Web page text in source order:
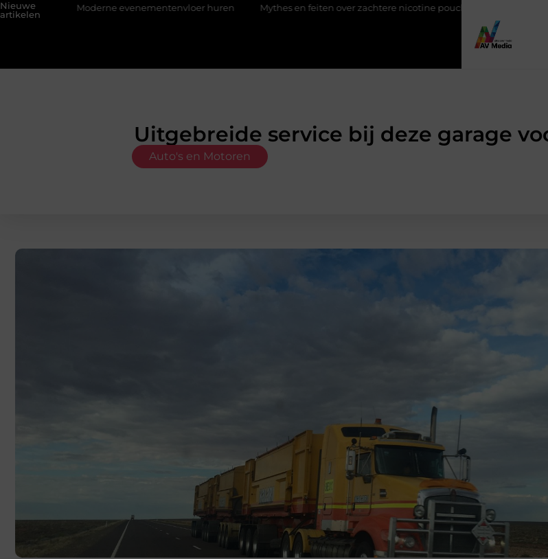
Nieuwe
artikelen
evenementenvloer huren Mythes en feiten over zachtere nicotine pouches Power apps voor teams die
Uitgebreide service bij deze garage
Auto's en Motoren